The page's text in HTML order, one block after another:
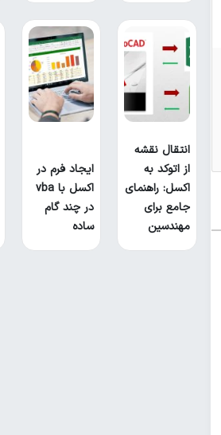
انتقال نقشه
از اتوکد به
اکسل: راهنمای
جامع برای
مهندسین
ایجاد فرم در
اکسل با vba
در چند گام
ساده